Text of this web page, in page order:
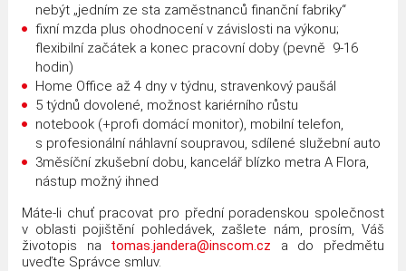
nebýt „jedním ze sta zaměstnanců finanční fabriky“
fixní mzda plus ohodnocení v závislosti na výkonu;
flexibilní začátek a konec pracovní doby (pevně 9-16
hodin)
Home Office až 4 dny v týdnu, stravenkový paušál
5 týdnů dovolené, možnost kariérního růstu
notebook (+profi domácí monitor), mobilní telefon,
s profesionální náhlavní soupravou, sdílené služební auto
3měsíční zkušební dobu, kancelář blízko metra A Flora,
nástup možný ihned
Máte-li chuť pracovat pro přední poradenskou společnost
v oblasti pojištění pohledávek, zašlete nám, prosím, Váš
životopis na tomas.jandera@inscom.cz a do předmětu
uveďte Správce smluv.